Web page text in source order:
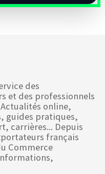
des
et des professionnels
online,
guides pratiques,
carrières... Depuis
français
Commerce